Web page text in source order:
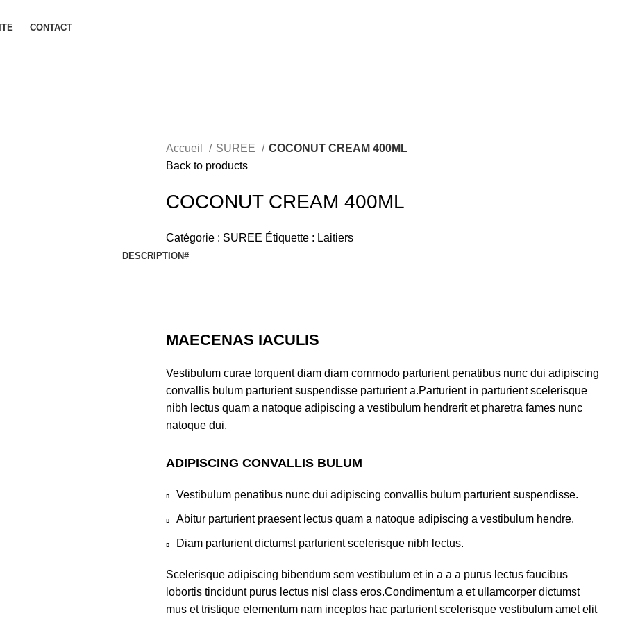
CONTACT
Accueil SUREE
COCONUT CREAM 400ML
Back to products
COCONUT CREAM 400ML
Catégorie : SUREE Étiquette : Laitiers
DESCRIPTION#
MAECENAS IACULIS
Vestibulum curae torquent diam diam commodo parturient penatibus nunc dui adipiscing
convallis bulum parturient suspendisse parturient a.Parturient in parturient scelerisque
nibh lectus quam a natoque adipiscing a vestibulum hendrerit et pharetra fames nunc
natoque dui.
ADIPISCING CONVALLIS BULUM
Vestibulum penatibus nunc dui adipiscing convallis bulum parturient suspendisse.
Abitur parturient praesent lectus quam a natoque adipiscing a vestibulum hendre.
Diam parturient dictumst parturient scelerisque nibh lectus.
Scelerisque adipiscing bibendum sem vestibulum et in a a a purus lectus faucibus
lobortis tincidunt purus lectus nisl class eros.Condimentum a et ullamcorper dictumst
mus et tristique elementum nam inceptos hac parturient scelerisque vestibulum amet elit